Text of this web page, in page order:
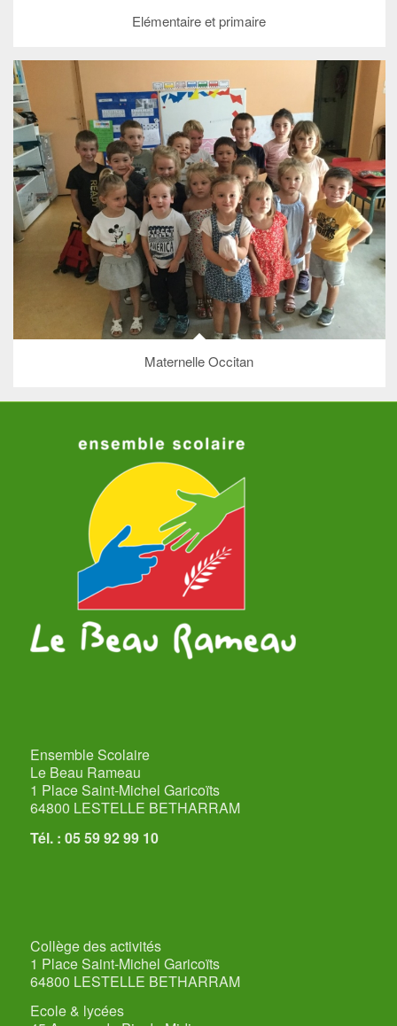
Elémentaire et primaire
Maternelle Occitan
Ensemble Scolaire
Le Beau Rameau
1 Place Saint-Michel Garicoïts
64800 LESTELLE BETHARRAM
Tél. : 05 59 92 99 10
Collège des activités
1 Place Saint-Michel Garicoïts
64800 LESTELLE BETHARRAM
Ecole & lycées